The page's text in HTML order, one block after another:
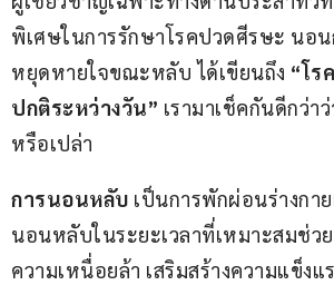
พิเศษในการรักษาโรคปวดศีรษะ นอ
หยุดหายใจขณะหลับ ได้เขียนถึง “โร
ปกติระหว่างวัน” เรามาเช็คกันดีกว่า
หรือเปล่า
การนอนหลับ เป็นการพักผ่อนร่างกา
นอนหลับในระยะเวลาที่เหมาะสมช่ว
ความเหนื่อยล้า เสริมสร้างความแข็งแ